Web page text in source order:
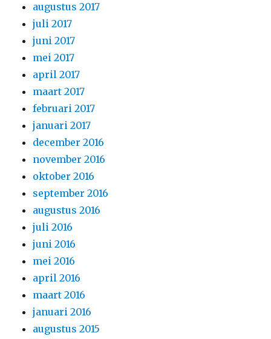
augustus 2017
juli 2017
juni 2017
mei 2017
april 2017
maart 2017
februari 2017
januari 2017
december 2016
november 2016
oktober 2016
september 2016
augustus 2016
juli 2016
juni 2016
mei 2016
april 2016
maart 2016
januari 2016
augustus 2015